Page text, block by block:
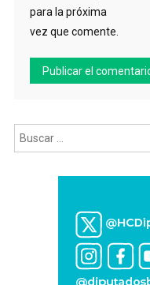
para la próxima
vez que comente.